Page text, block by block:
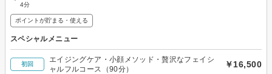
4分
ポイントが貯まる・使える
スペシャルメニュー
初回
エイジングケア・小顔メソッド・贅沢なフェイシ
ャルフルコース（90分）
￥16,500